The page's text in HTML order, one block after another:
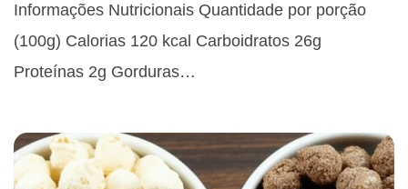
Informações Nutricionais Quantidade por porção
(100g) Calorias 120 kcal Carboidratos 26g
Proteínas 2g Gorduras…